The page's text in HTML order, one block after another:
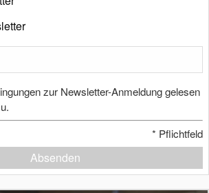
zur Newsletter-Anmeldung gelesen
* Pflichtfeld
Absenden